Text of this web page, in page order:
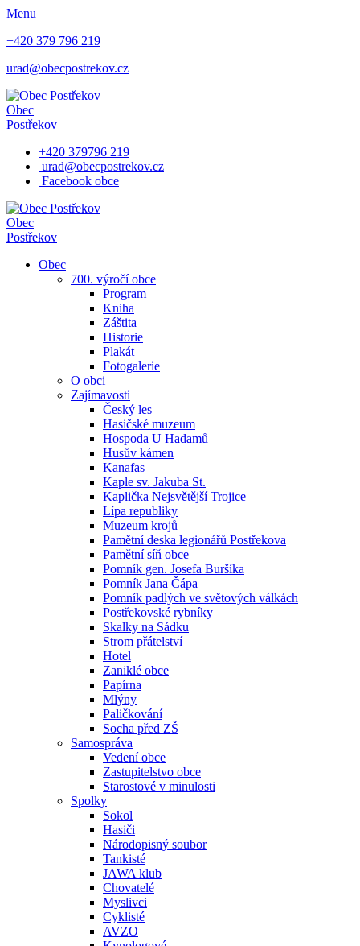
Menu
+420 379 796 219
urad@obecpostrekov.cz
Obec
Postřekov
+420 379796 219
urad@obecpostrekov.cz
Facebook​ obce
Obec
Postřekov
Obec
700. výročí obce
Program
Kniha
Záštita
Historie
Plakát
Fotogalerie
O obci
Zajímavosti
Český les
Hasičské muzeum
Hospoda U Hadamů
Husův kámen
Kanafas
Kaple sv. Jakuba St.
Kaplička Nejsvětější Trojice
Lípa republiky
Muzeum krojů
Pamětní deska legionářů Postřekova
Pamětní síň obce
Pomník gen. Josefa Buršíka
Pomník Jana Čápa
Pomník padlých ve světových válkách
Postřekovské rybníky
Skalky na Sádku
Strom přátelství
Hotel
Zaniklé obce
Papírna
Mlýny
Paličkování
Socha před ZŠ
Samospráva
Vedení obce
Zastupitelstvo obce
Starostové v minulosti
Spolky
Sokol
Hasiči
Národopisný soubor
Tankisté
JAWA klub
Chovatelé
Myslivci
Cyklisté
AVZO